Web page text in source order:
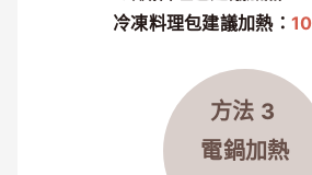
冷凍料理包建議加熱：
方法 3
電鍋加熱